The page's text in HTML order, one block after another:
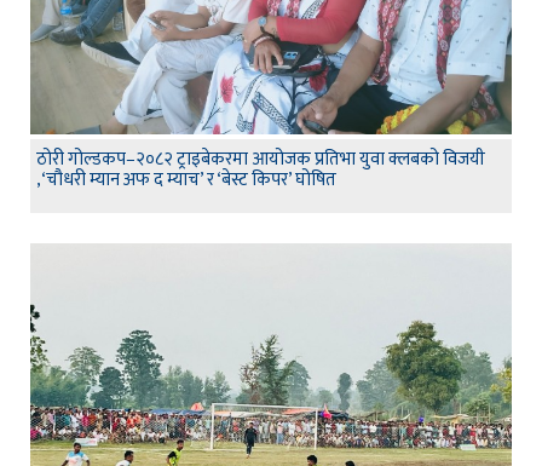
ठोरी गोल्डकप–२०८२ ट्राइबेकरमा आयोजक प्रतिभा युवा क्लबको विजयी
,‘चौधरी म्यान अफ द म्याच’ र ‘बेस्ट किपर’ घोषित